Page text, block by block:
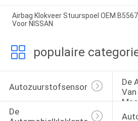
Airbag Klokveer Stuurspoel OEM
Voor NISSAN
populaire
Autozuurstofsensor
De
De